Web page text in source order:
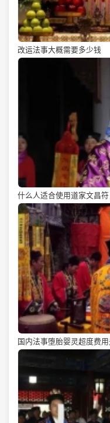
改运法事大概需要多少钱
什么人适合使用道家文昌
国内法事堕胎婴灵超度费